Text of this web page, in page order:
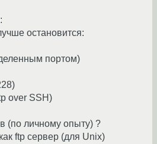
остановится:
портом)
over SSH)
(по личному опыту) ?
ftp сервер (для Unix)